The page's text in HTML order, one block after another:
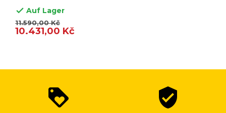
 Auf Lager
11.590,00 Kč
10.431,00 Kč
loyalty verified_user